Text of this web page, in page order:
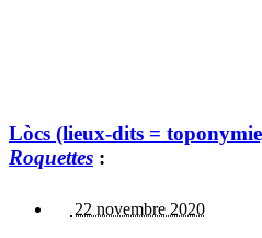
Lòcs (lieux-dits =
Roquettes :
22 novembre 2020